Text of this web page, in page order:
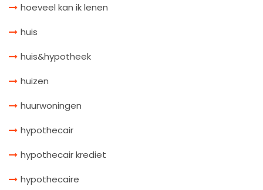
hoeveel kan ik lenen
huis
huis&hypotheek
huizen
huurwoningen
hypothecair
hypothecair krediet
hypothecaire